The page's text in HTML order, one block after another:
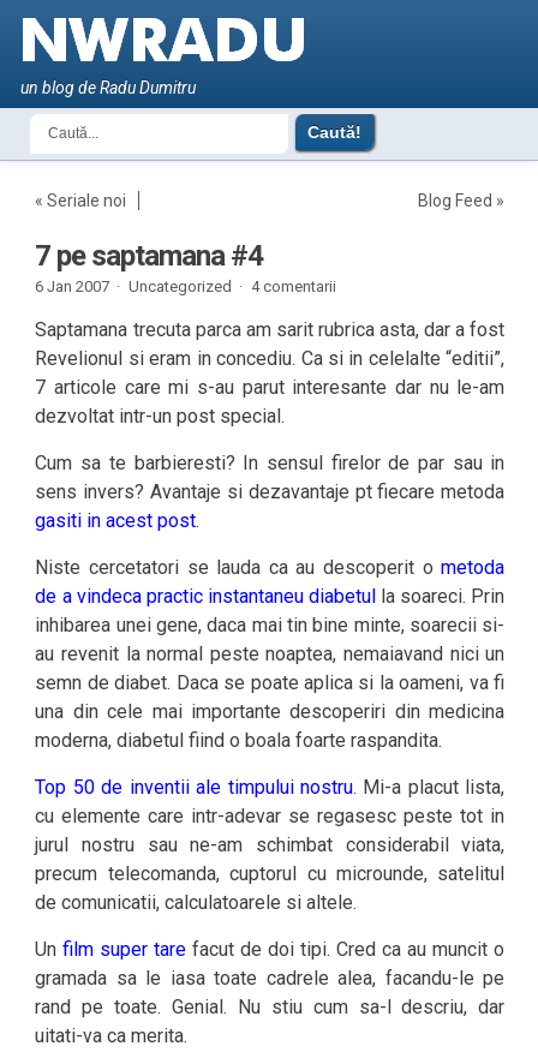
un blog de Radu Dumitru
«Seriale noi Blog Feed »
7 pe saptamana #4
6 Jan 2007 · Uncategorized · 4 comentarii
Saptamana trecuta parca am sarit rubrica asta, dar a fost
Revelionul si eram in concediu. Ca si in celelalte “editii”,
7 articole care mi s-au parut interesante dar nu le-am
dezvoltat intr-un post special.
Cum sa te barbieresti? In sensul firelor de par sau in
sens invers? Avantaje si dezavantaje pt fiecare metoda
gasiti in acest post.
Niste cercetatori se lauda ca au descoperit ometoda
de a vindeca practic instantaneu diabetulla soareci. Prin
inhibarea unei gene, daca mai tin bine minte, soarecii si-
au revenit la normal peste noaptea, nemaiavand nici un
semn de diabet. Daca se poate aplica si la oameni, va fi
una din cele mai importante descoperiri din medicina
moderna, diabetul fiind o boala foarte raspandita.
Top 50 de inventii ale timpului nostru. Mi-a placut lista,
cu elemente care intr-adevar se regasesc peste tot in
jurul nostru sau ne-am schimbat considerabil viata,
precum telecomanda, cuptorul cu microunde, satelitul
de comunicatii, calculatoarele si altele.
Unfilm super tare facut de doi tipi. Cred ca au muncit o
gramada sa le iasa toate cadrele alea, facandu-le pe
rand pe toate. Genial. Nu stiu cum sa-l descriu, dar
uitati-va ca merita.